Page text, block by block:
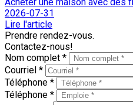
2026-07-31
Lire l'article
Prendre rendez-vous.
Contactez-nous!
Nom complet *
Courriel *
Téléphone *
Téléphone *